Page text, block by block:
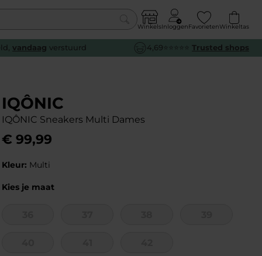
WinkelsInloggenFavorietenWinkeltas
0
vandaag verstuurd 4,69⭐⭐⭐⭐⭐ Trusted shops
IQÔNIC
IQÔNIC Sneakers Multi Dames
€ 99,99
Kleur: Multi
Kies je maat